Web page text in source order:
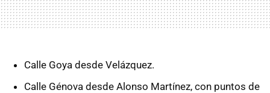
Calle Goya desde Velázquez.
Calle Génova desde Alonso Martínez, con puntos de